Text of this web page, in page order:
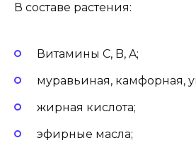
В составе растения:
Витамины C, B, A;
муравьиная, камфорная,
жирная кислота;
эфирные масла;